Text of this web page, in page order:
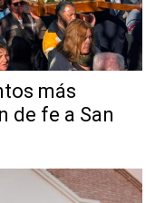
más
de fe a San